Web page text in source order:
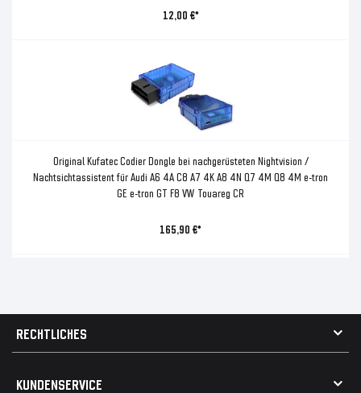
12,00 €*
Original Kufatec Codier Dongle bei nachgerüsteten Nightvision /
Nachtsichtassistent für Audi A6 4A C8 A7 4K A8 4N Q7 4M Q8 4M e-tron
GE e-tron GT F8 VW Touareg CR
165,90 €*
RECHTLICHES
KUNDENSERVICE